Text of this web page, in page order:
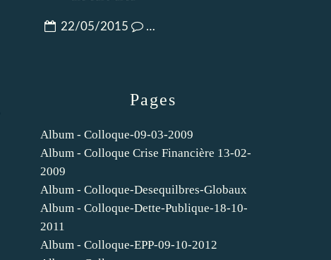
Pages
Album - Colloque-09-03-2009
Album - Colloque Crise Financière 13-02-
2009
Album - Colloque-Desequilbres-Globaux
Album - Colloque-Dette-Publique-18-10-
2011
Album - Colloque-EPP-09-10-2012
22/05/2015 …